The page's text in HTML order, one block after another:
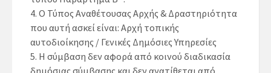
4. Ο Τύπος Αναθέτουσας Αρχής & Δραστηριότητα
που αυτή ασκεί είναι: Αρχή τοπικής
αυτοδιοίκησης / Γενικές Δημόσιες Υπηρεσίες
5. Η σύμβαση δεν αφορά από κοινού διαδικασία